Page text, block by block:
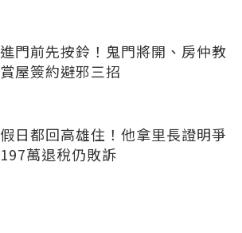
進門前先按鈴！鬼門將開、房仲教
賞屋簽約避邪三招
假日都回高雄住！他拿里長證明爭
197萬退稅仍敗訴